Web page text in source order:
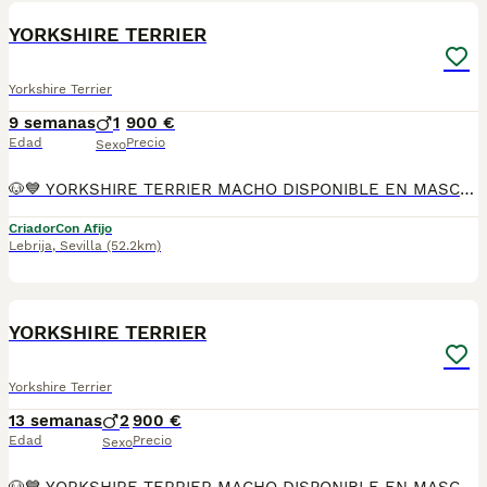
YORKSHIRE TERRIER
Yorkshire Terrier
9 semanas
Edad
1
Sexo
900 €
Precio
🐶💙 YORKSHIRE TERRIER MACHO DISPONIBLE EN MASCOTAS DEL SUR 💙🐶 En Mascotas del Sur tenemos disponible un precioso Yorkshire Terrier macho, criado con mucho cariño, atención personalizada y en un ambiente familiar, donde recibe todos los cuidados necesarios para crecer sano, feliz y bien socializado. Somos un criadero con Núcleo Zoológico autorizado, licencia de apertura y código de explotación, comprometidos con la cría responsable y el bienestar de cada uno de nuestros cachorros. 📍 Ubicados en Sevilla 📞 611 723 226 📸 Instagram: @mimascotasdelsur057 Descubre más fotos y vídeos reales de nuestros cachorros. Nuestro cachorro se entrega: ✅ Revisado por veterinario. ✅ Con microchip. ✅ Pasaporte y cartilla sanitaria. ✅ Vacunado y desparasitado. ✅ Contrato con garantías víricas y congénitas. 🚚 Realizamos envíos a toda España. (El coste del transporte no está incluido en el precio del cachorro). También ofrecemos: 🏡 Recogida en nuestras instalaciones. 📱 Videollamada para conocer al cachorro antes de realizar la reserva. 🔒 Posibilidad de reserva y pago contrareembolso. 💶 El precio publicado en el anuncio es el precio real. 🐾 Nuestro Yorkshire Terrier ha sido criado con dedicación, cariño y una excelente socialización para que llegue perfectamente adaptado a su nueva familia. Solo atendemos a personas realmente interesadas en ofrecer un hogar responsable, donde reciba todo el amor y los cuidados que merece durante toda su vida. #YorkshireTerrier #Yorkshire #YorkshireMacho #YorkshireEspaña #Yorkie #CachorroYorkshire #PerrosDeCompañia #MascotasDelSur057 #MascotasDelSur #CachorrosSevilla #CriaderoAutorizado #NucleoZoologico #CachorrosConAmor #PerrosFelices #CachorrosEspaña #AmorAnimal
CriadorCon Afijo
Lebrija, Sevilla (52.2km)
YORKSHIRE TERRIER
Yorkshire Terrier
13 semanas
Edad
2
Sexo
900 €
Precio